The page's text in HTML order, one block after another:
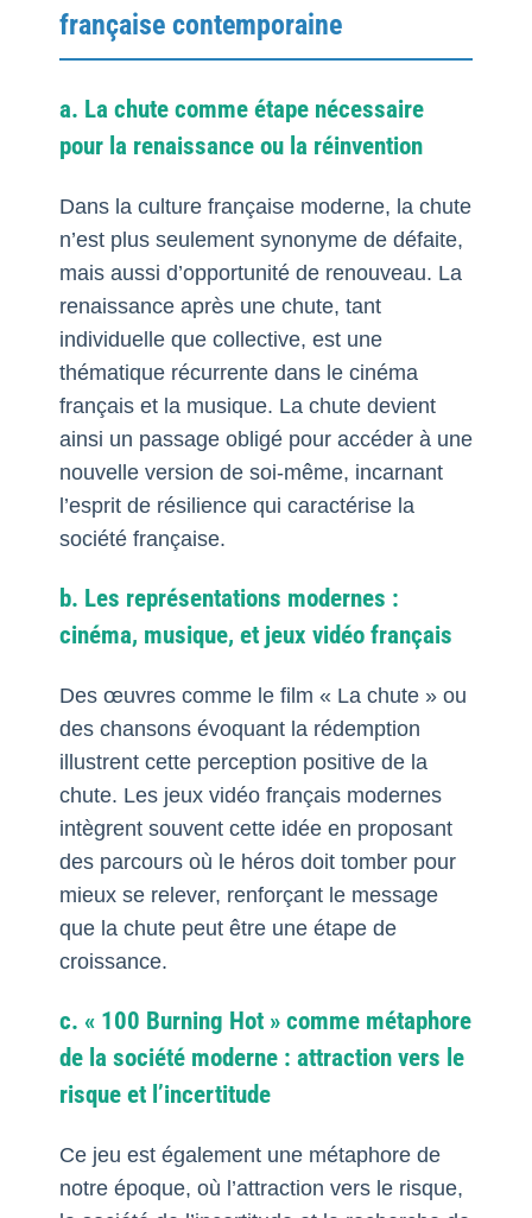
française contemporaine
a. La chute comme étape nécessaire
pour la renaissance ou la réinvention
Dans la culture française moderne, la chute
n’est plus seulement synonyme de défaite,
mais aussi d’opportunité de renouveau. La
renaissance après une chute, tant
individuelle que collective, est une
thématique récurrente dans le cinéma
français et la musique. La chute devient
ainsi un passage obligé pour accéder à une
nouvelle version de soi-même, incarnant
l’esprit de résilience qui caractérise la
société française.
b. Les représentations modernes :
cinéma, musique, et jeux vidéo français
Des œuvres comme le film « La chute » ou
des chansons évoquant la rédemption
illustrent cette perception positive de la
chute. Les jeux vidéo français modernes
intègrent souvent cette idée en proposant
des parcours où le héros doit tomber pour
mieux se relever, renforçant le message
que la chute peut être une étape de
croissance.
c. « 100 Burning Hot » comme métaphore
de la société moderne : attraction vers le
risque et l’incertitude
Ce jeu est également une métaphore de
notre époque, où l’attraction vers le risque,